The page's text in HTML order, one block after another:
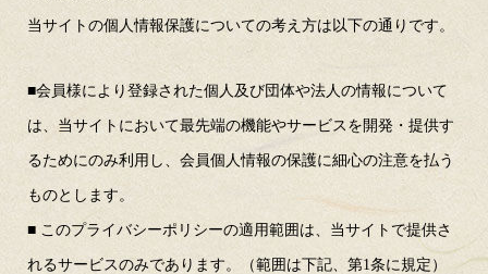
当サイトの個人情報保護についての考え方は以下の通りです。
■会員様により登録された個人及び団体や法人の情報について
は、当サイトにおいて最先端の機能やサービスを開発・提供す
るためにのみ利用し、会員個人情報の保護に細心の注意を払う
ものとします。
■ このプライバシーポリシーの適用範囲は、当サイトで提供さ
れるサービスのみであります。（範囲は下記、第1条に規定）